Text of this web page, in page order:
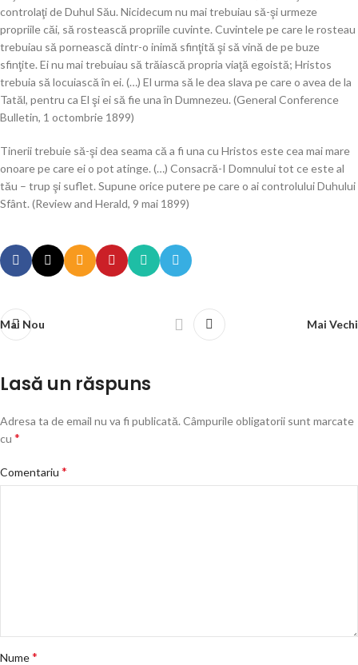
controlaţi de Duhul Său. Nicidecum nu mai trebuiau să-şi urmeze
propriile căi, să rostească propriile cuvinte. Cuvintele pe care le rosteau
trebuiau să pornească dintr-o inimă sfinţită şi să vină de pe buze
sfinţite. Ei nu mai trebuiau să trăiască propria viaţă egoistă; Hristos
trebuia să locuiască în ei. (…) El urma să le dea slava pe care o avea de la
Tatăl, pentru ca El şi ei să fie una în Dumnezeu. (General Conference
Bulletin, 1 octombrie 1899)
Tinerii trebuie să-şi dea seama că a fi una cu Hristos este cea mai mare
onoare pe care ei o pot atinge. (…) Consacră-I Domnului tot ce este al
tău – trup şi suflet. Supune orice putere pe care o ai controlului Duhului
Sfânt. (Review and Herald, 9 mai 1899)
Mai Nou Mai Vechi
Lasă un răspuns
Adresa ta de email nu va fi publicată. Câmpurile obligatorii sunt marcate
cu *
Comentariu *
Nume*